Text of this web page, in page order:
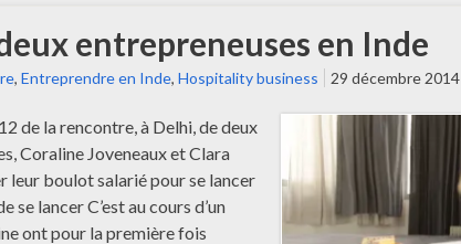
entrepreneuses en Inde
, Entreprendre en Inde, Hospitality business 29 décembre 2014
de la rencontre, à Delhi, de deux
Coraline Joveneaux et Clara
leur boulot salarié pour se lancer
se lancer C’est au cours d’un
ont pour la première fois